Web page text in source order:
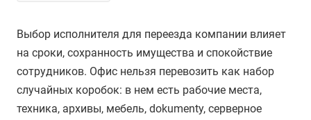
Выбор исполнителя для переезда компании влияет
на сроки, сохранность имущества и спокойствие
сотрудников. Офис нельзя перевозить как набор
случайных коробок: в нем есть рабочие места,
техника, архивы, мебель, dokumenty, серверное